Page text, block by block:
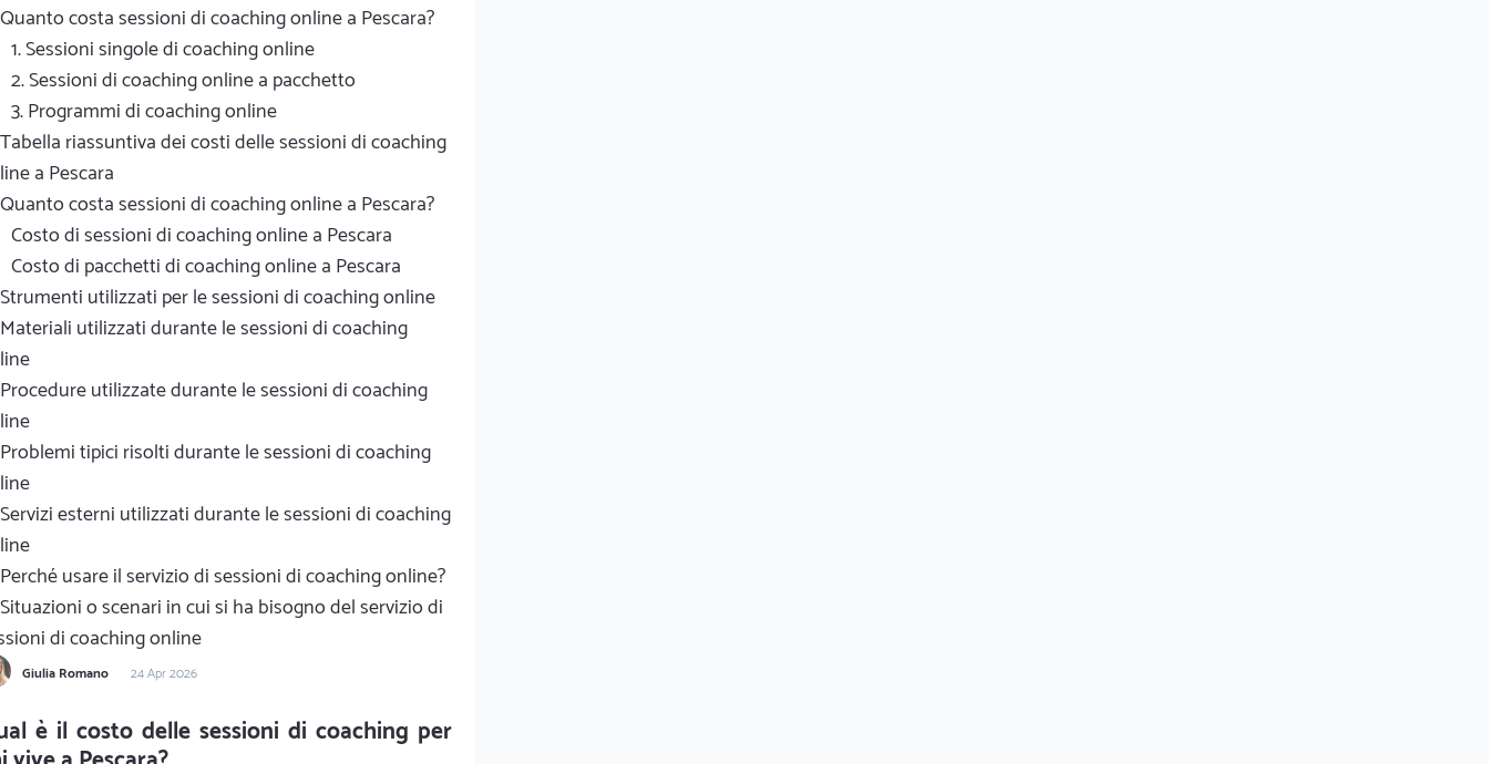
Quanto costa sessioni di coaching online a Pescara?
1. Sessioni singole di coaching online
2. Sessioni di coaching online a pacchetto
3. Programmi di coaching online
Tabella riassuntiva dei costi delle sessioni di coaching
a Pescara
Quanto costa sessioni di coaching online a Pescara?
Costo di sessioni di coaching online a Pescara
Costo di pacchetti di coaching online a Pescara
Strumenti utilizzati per le sessioni di coaching online
Materiali utilizzati durante le sessioni di coaching
Procedure utilizzate durante le sessioni di coaching
Problemi tipici risolti durante le sessioni di coaching
Servizi esterni utilizzati durante le sessioni di coaching
Perché usare il servizio di sessioni di coaching online?
Situazioni o scenari in cui si ha bisogno del servizio di
di coaching online
Giulia Romano 24 Apr 2026
è il costo delle sessioni di coaching per